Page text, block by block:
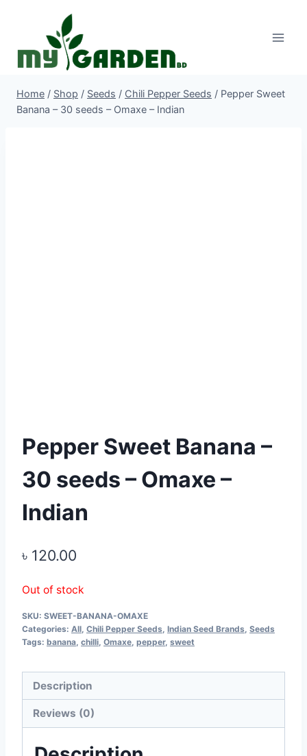
Home / Shop / Seeds / Chili Pepper Seeds / Pepper Sweet
Banana – 30 seeds – Omaxe – Indian
Pepper Sweet Banana –
30 seeds – Omaxe –
Indian
৳ 120.00
Out of stock
SKU: SWEET-BANANA-OMAXE
Categories: All Chili Pepper Seeds Indian Seed Brands Seeds
Tags: banana chilli Omaxe pepper, sweet
Description
Reviews (0)